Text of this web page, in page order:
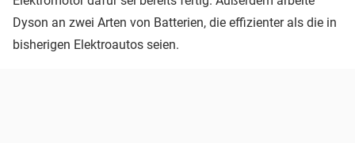
Dyson an zwei Arten von Batterien, die effizienter als die in
bisherigen Elektroautos seien.